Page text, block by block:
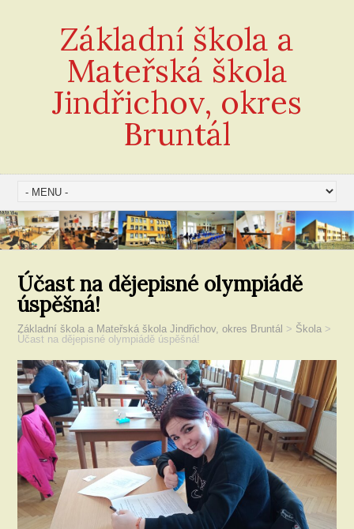
Základní škola a
Mateřská škola
Jindřichov, okres
Bruntál
Účast na dějepisné olympiádě
úspěšná!
Základní škola a Mateřská škola Jindřichov, okres Bruntál > Škola >
Účast na dějepisné olympiádě úspěšná!